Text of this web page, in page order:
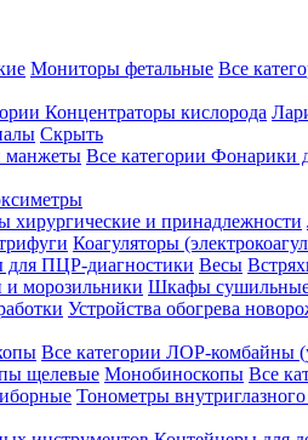
Мониторы фетальные Все
Концентраторы кислорода
Скрыть
манжеты Все категории Фонарики
хирургические и принадлежности
Коагуляторы
для ПЦР-диагностики Весы
морозильники Шкафы
Устройства обогрева
Все категории ЛОР-комбайны
щелевые Монобиноскопы Все
Тонометры